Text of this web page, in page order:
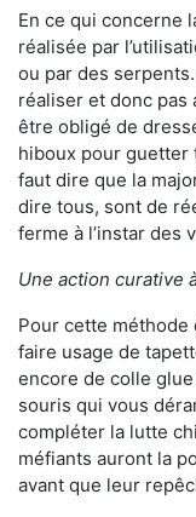
En ce qui concerne
réalisée par
ou par des
réaliser et donc
être obligé de
hiboux pour guetter
faut dire que la
dire tous, sont de
ferme à l’instar des
Une action curative
Pour cette méthode
faire usage de
encore de colle
souris qui vous
compléter la lutte
méfiants auront la
avant que leur